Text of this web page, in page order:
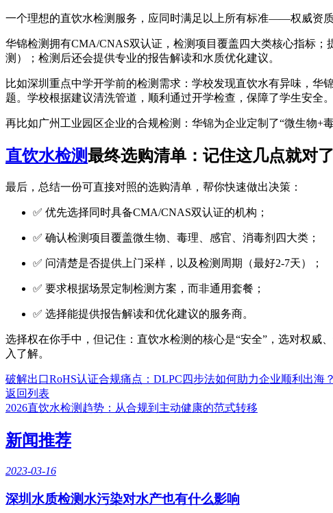
一个理想的直饮水检测服务，应同时满足以上所有标准——权威资
华锦检测拥有CMA/CNAS双认证，检测项目覆盖四大类核心指标
测）；检测后还会提供专业的报告解读和水质优化建议。
比如深圳重点中学开学前的检测需求：学校发现直饮水有异味，华
题。学校根据建议清洗管道，顺利通过开学检查，保障了学生安全。
再比如广州工业园区企业的合规检测：华锦为企业定制了“微生物+
直饮水检测最终选购清单：记住这几点就对了
最后，总结一份可直接对照的选购清单，帮你快速做出决策：
✅ 优先选择同时具备CMA/CNAS双认证的机构；
✅ 确认检测项目覆盖微生物、毒理、感官、消毒剂四大类；
✅ 问清楚是否提供上门采样，以及检测周期（最好2-7天）；
✅ 要求根据场景定制检测方案，而非通用套餐；
✅ 选择能提供报告解读和优化建议的服务商。
选择权在你手中，但记住：直饮水检测的核心是“安全”，选对权
入了解。
破解出口RoHS认证合规痛点：DLPC四步法如何助力企业顺利出海？
返回列表
2026直饮水检测趋势：从合规到主动健康的范式转移
新闻推荐
2023-03-16
深圳水质检测水污染对水产也有什么影响